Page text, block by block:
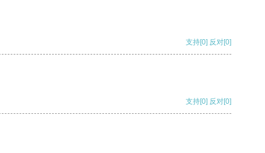
支持[0] 反对[0]
支持[0] 反对[0]